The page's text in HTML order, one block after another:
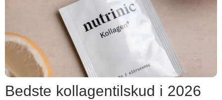
Bedste kollagentilskud i 2026